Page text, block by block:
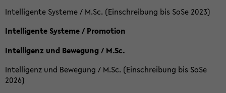
Intelligente Systeme / M.Sc. (Einschreibung bis SoSe 2023)
Intelligente Systeme / Promotion
Intelligenz und Bewegung / M.Sc.
Intelligenz und Bewegung / M.Sc. (Einschreibung bis SoSe
2026)